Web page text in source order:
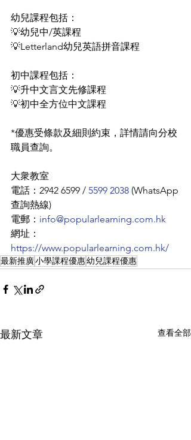
幼兒課程包括：
💡幼兒中/英課程
💡Letterland幼兒英語拼音課程
初中課程包括：
💡升中文言文先修課程
💡初中全方位中文課程
*優惠受條款及細則約束，詳情請向分校
職員查詢。
大衆教室
電話：2942 6599 / 5599 2038 (WhatsApp
查詢熱線)
電郵： info@popularlearning.com.hk
網址：
https://www.popularlearning.com.hk/
最新推廣小學課程優惠幼兒課程優惠
最新文章 查看全部